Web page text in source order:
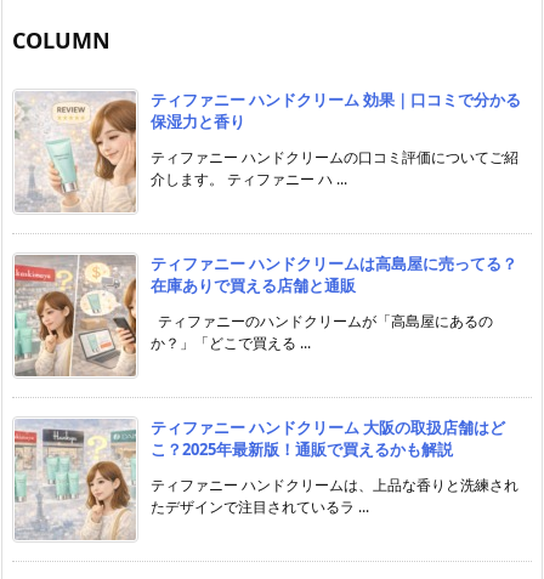
COLUMN
ティファニー ハンドクリーム 効果｜口コミで分かる
保湿力と香り
ティファニー ハンドクリームの口コミ評価についてご紹
介します。 ティファニー ハ ...
ティファニー ハンドクリームは高島屋に売ってる？
在庫ありで買える店舗と通販
ティファニーのハンドクリームが「高島屋にあるの
か？」「どこで買える ...
ティファニー ハンドクリーム 大阪の取扱店舗はど
こ？2025年最新版！通販で買えるかも解説
ティファニー ハンドクリームは、上品な香りと洗練され
たデザインで注目されているラ ...